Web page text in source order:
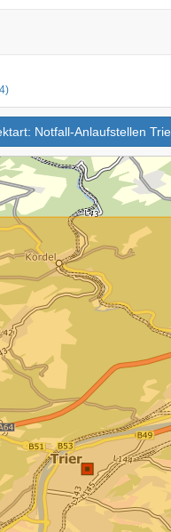
Notfall-Anlaufstellen